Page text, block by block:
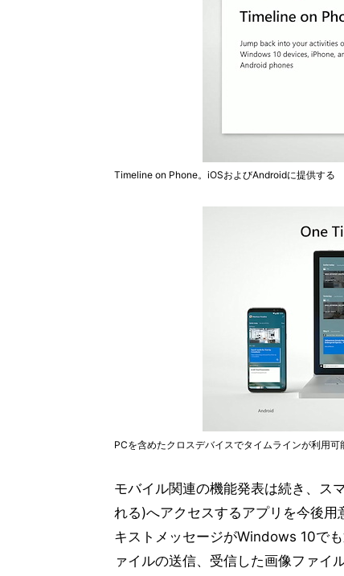
Timeline on Phone。iOSおよびAndroidに提供する
PCを含めたクロスデバイスでタイムラインが利用可
モバイル関連の機能発表は続き、ス
れる)へアクセスするアプリを今後
キストメッセージがWindows 10で
ァイルの送信、受信した画像ファイ